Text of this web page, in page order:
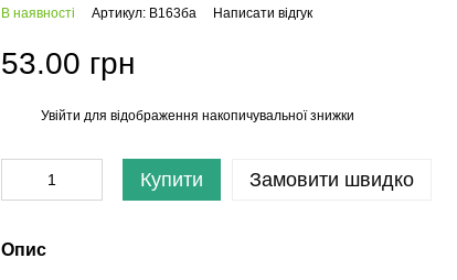
В наявності Артикул: В163ба Написати відгук
53.00 грн
Увійти для відображення накопичувальної знижки
Купити Замовити швидко
Опис